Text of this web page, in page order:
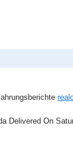
Delivered On